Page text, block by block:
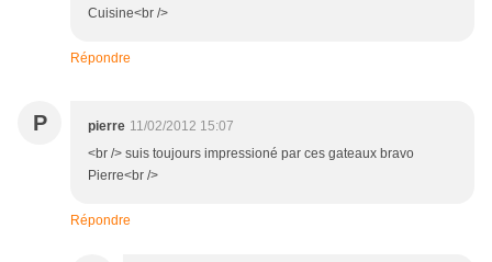
Cuisine<br />
Répondre
P pierre 11/02/2012 15:07
<br /> suis toujours impressioné par ces gateaux bravo
Pierre<br />
Répondre